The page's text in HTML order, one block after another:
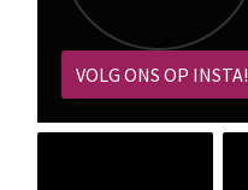
VOLG ONS OP INSTA!